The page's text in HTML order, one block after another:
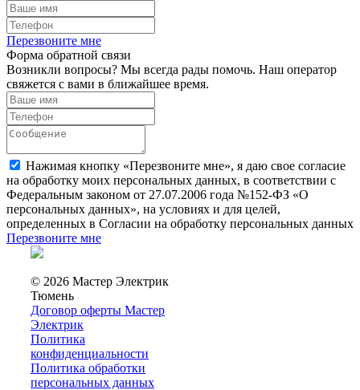
Перезвоните мне
Форма обратной связи
Возникли вопросы? Мы всегда рады помочь. Наш оператор
свяжется с вами в ближайшее время.
Нажимая кнопку «Перезвоните мне», я даю свое согласие
на обработку моих персональных данных, в соответствии с
Федеральным законом от 27.07.2006 года №152-ФЗ «О
персональных данных», на условиях и для целей,
определенных в Согласии на обработку персональных данных
Перезвоните мне
© 2026 Мастер Электрик
Тюмень
Договор оферты Мастер
Электрик
Политика
конфиденциальности
Политика обработки
персональных данных